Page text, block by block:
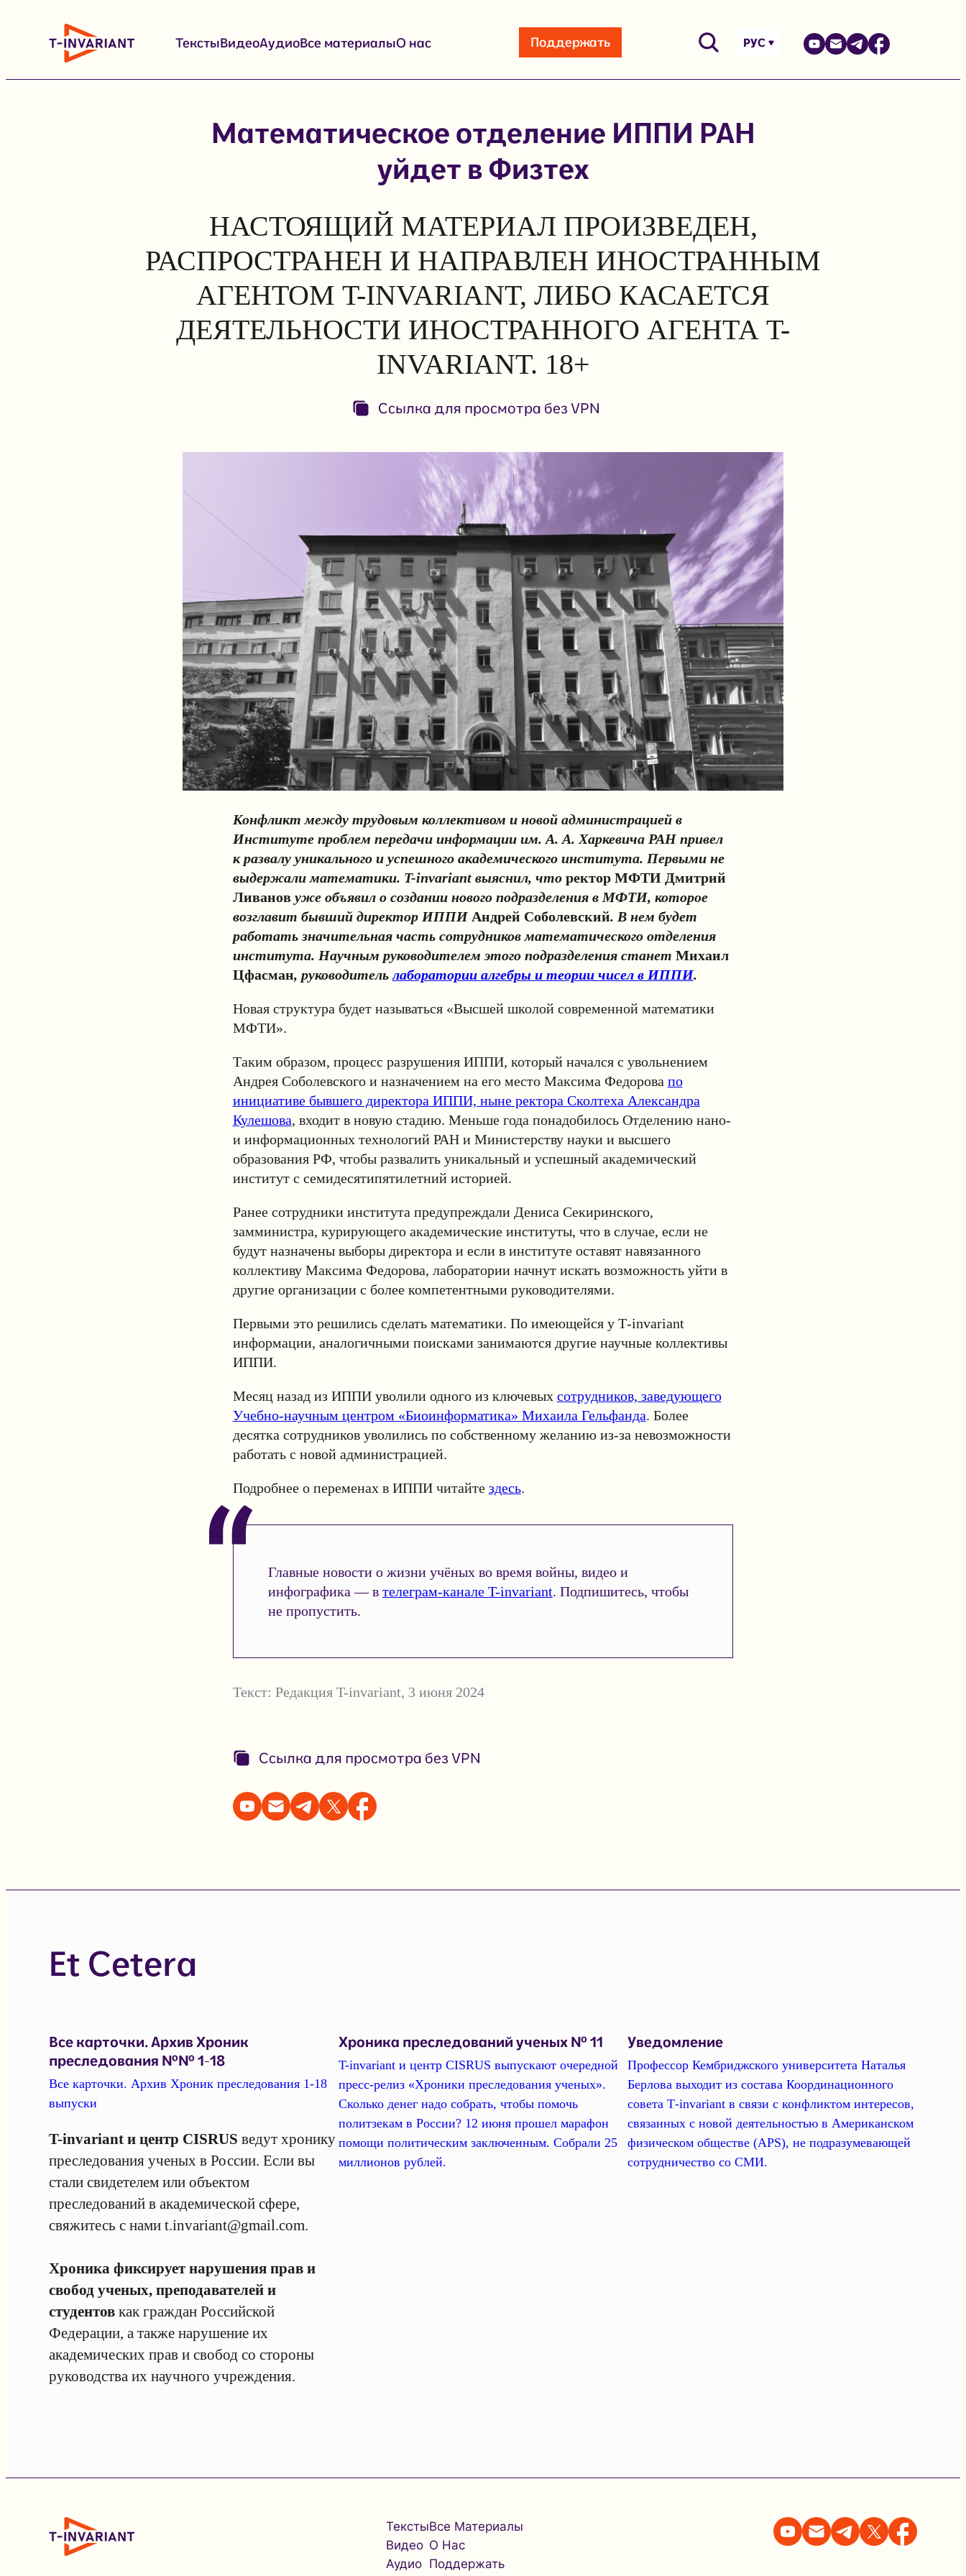
содержимому
ТекстыВидеоАудиоВсе материалыО нас Поддержать РУС
Математическое отделение ИППИ РАН
уйдет в Физтех
НАСТОЯЩИЙ МАТЕРИАЛ ПРОИЗВЕДЕН,
РАСПРОСТРАНЕН И НАПРАВЛЕН ИНОСТРАННЫМ
АГЕНТОМ T-INVARIANT, ЛИБО КАСАЕТСЯ
ДЕЯТЕЛЬНОСТИ ИНОСТРАННОГО АГЕНТА T-
INVARIANT. 18+
Ссылка для просмотра без VPN
Конфликт между трудовым коллективом и новой администрацией в
Институте проблем передачи информации им. А. А. Харкевича РАН привел
к развалу уникального и успешного академического института. Первыми не
выдержали математики. T-invariant выяснил, что ректор МФТИ Дмитрий
Ливановуже объявил о создании нового подразделения в МФТИ, которое
возглавит бывший директор ИППИ Андрей Соболевский. В нем будет
работать значительная часть сотрудников математического отделения
института. Научным руководителем этого подразделения станет Михаил
Цфасман, руководительлаборатории алгебры и теории чисел в ИППИ.
Новая структура будет называться «Высшей школой современной математики
МФТИ».
Таким образом, процесс разрушения ИППИ, который начался с увольнением
Андрея Соболевского и назначением на его место Максима Федорова по
инициативе бывшего директора ИППИ, ныне ректора Сколтеха Александра
Кулешова, входит в новую стадию. Меньше года понадобилось Отделению нано-
и информационных технологий РАН и Министерству науки и высшего
образования РФ, чтобы развалить уникальный и успешный академический
институт с семидесятипятилетний историей.
Ранее сотрудники института предупреждали Дениса Секиринского,
замминистра, курирующего академические институты, что в случае, если не
будут назначены выборы директора и если в институте оставят навязанного
коллективу Максима Федорова, лаборатории начнут искать возможность уйти в
другие организации с более компетентными руководителями.
Первыми это решились сделать математики. По имеющейся у Т-invariant
информации, аналогичными поисками занимаются другие научные коллективы
ИППИ.
Месяц назад из ИППИ уволили одного из ключевых сотрудников, заведующего
Учебно-научным центром «Биоинформатика» Михаила Гельфанда. Более
десятка сотрудников уволились по собственному желанию из-за невозможности
работать с новой администрацией.
Подробнее о переменах в ИППИ читайте здесь.
Главные новости о жизни учёных во время войны, видео и
инфографика — в телеграм-канале T-invariant. Подпишитесь, чтобы
не пропустить.
Текст: Редакция T-invariant, 3 июня 2024
Ссылка для просмотра без VPN
Et Cetera
Все карточки. Архив Хроник
преследования №№ 1-18
Все карточки. Архив Хроник преследования 1-18
выпуски
T-invariant и центр CISRUS ведут хронику
преследования ученых в России. Если вы
стали свидетелем или объектом
преследований в академической сфере,
свяжитесь с намиt.invariant@gmail.com.
Хроника фиксирует нарушения прав и
свобод ученых, преподавателей и
студентов как граждан Российской
Федерации, а также нарушение их
академических прав и свобод со стороны
руководства их научного учреждения.
Хроника преследований ученых № 11
T-invariant и центр CISRUS выпускают очередной
пресс-релиз «Хроники преследования ученых».
Сколько денег надо собрать, чтобы помочь
политзекам в России? 12 июня прошел марафон
помощи политическим заключенным. Собрали 25
миллионов рублей.
Уведомление
Профессор Кембриджского университета Наталья
Берлова выходит из состава Координационного
совета Т-invariant в связи с конфликтом интересов,
связанных с новой деятельностью в Американском
физическом обществе (APS), не подразумевающей
сотрудничество со СМИ.
Тексты
Видео
Аудио
Все Материалы
О Нас
Поддержать